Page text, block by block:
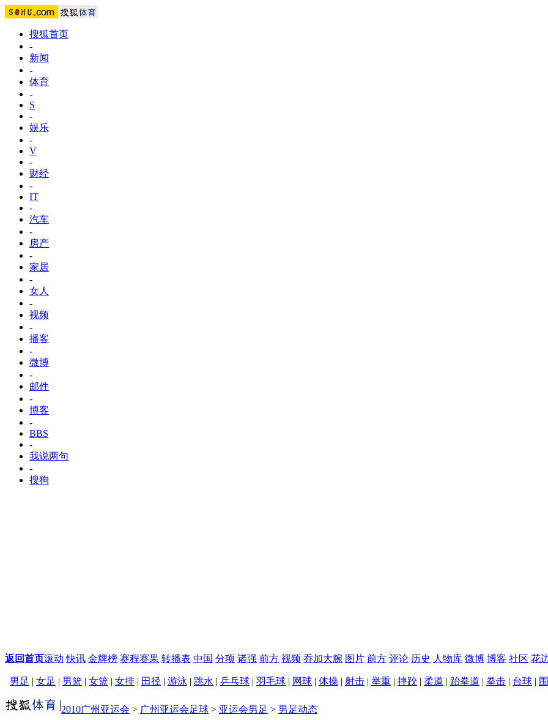
搜狐首页
-
新闻
-
体育
-
S
-
娱乐
-
V
-
财经
-
IT
-
汽车
-
房产
-
家居
-
女人
-
视频
-
播客
-
微博
-
邮件
-
博客
-
BBS
-
我说两句
-
搜狗
返回首页滚动 快讯 金牌榜 赛程赛果 转播表 中国 分项 诸强 前方 视频 乔加大腕 图片 前方 评论 历史 人物库 微博 博客 社区 花
男足 | 女足 | 男篮 | 女篮 | 女排 | 田径 | 游泳 | 跳水 | 乒乓球 | 羽毛球 | 网球 | 体操 | 射击 | 举重 | 摔跤 | 柔道 | 跆拳道 | 拳击 | 台球 |
2010广州亚运会 > 广州亚运会足球 > 亚运会男足 > 男足动态